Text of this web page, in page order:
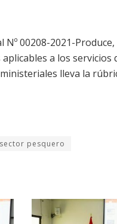
00208-2021-
a los servicios
lleva la
sector pesquero